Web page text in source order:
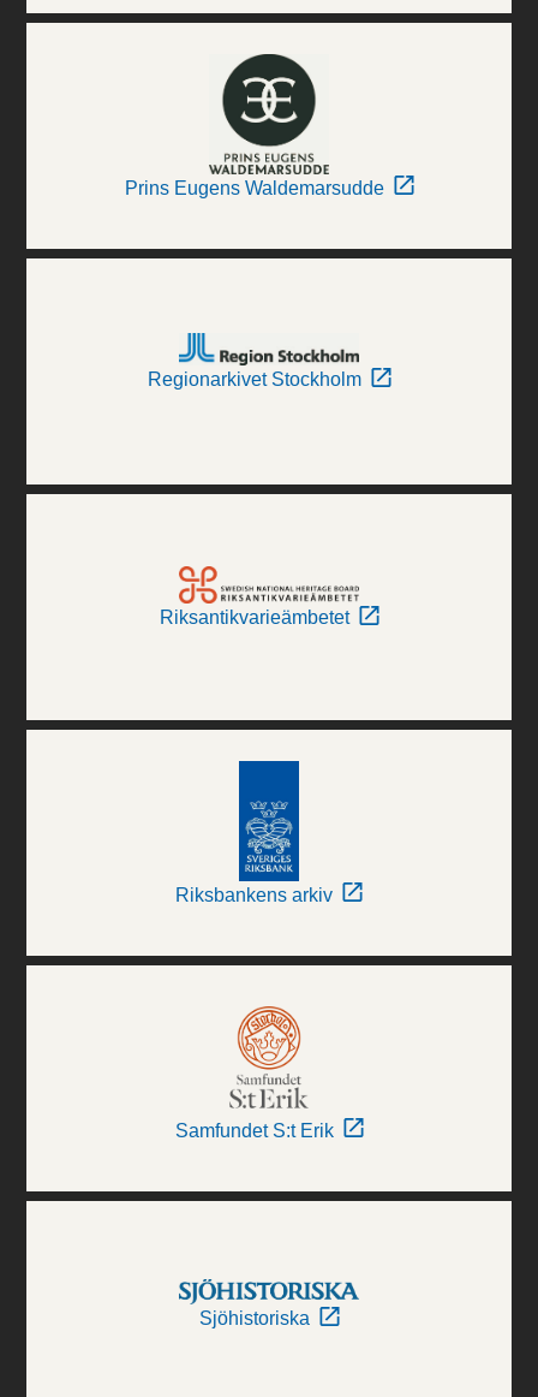
Prins Eugens Waldemarsudde
Regionarkivet Stockholm
Riksantikvarieämbetet
Riksbankens arkiv
Samfundet S:t Erik
Sjöhistoriska